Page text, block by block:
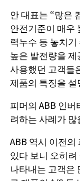
안 대표는 “많은
안전기준이 매우
력누수 등 놓치
높은 발전량을
사용했던 고객들
제품의 특징을 설
피머의 ABB 인버
려하는 사례가
ABB 역시 이전
있다 보니 오히
나타내는 고객은